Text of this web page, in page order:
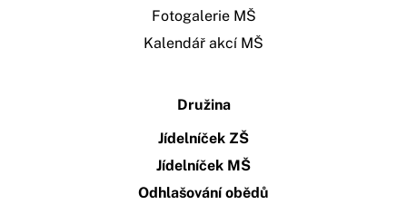
Fotogalerie MŠ
Kalendář akcí MŠ
Družina
Jídelníček ZŠ
Jídelníček MŠ
Odhlašování obědů